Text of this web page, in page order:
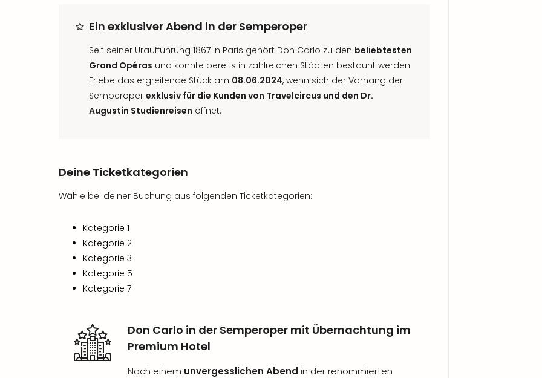
Ein exklusiver Abend in der Semperoper
Seit seiner Uraufführung 1867 in Paris gehört Don Carlo zu den beliebtesten
Grand Opéras und konnte bereits in zahlreichen Städten bestaunt werden.
Erlebe das ergreifende Stück am 08.06.2024, wenn sich der Vorhang der
Semperoper exklusiv für die Kunden von Travelcircus und den Dr.
Augustin Studienreisen öffnet.
Deine Ticketkategorien
Wähle bei deiner Buchung aus folgenden Ticketkategorien:
Kategorie 1
Kategorie 2
Kategorie 3
Kategorie 5
Kategorie 7
Don Carlo in der Semperoper mit Übernachtung im
Premium Hotel
Nach einem unvergesslichen Abend in der renommierten